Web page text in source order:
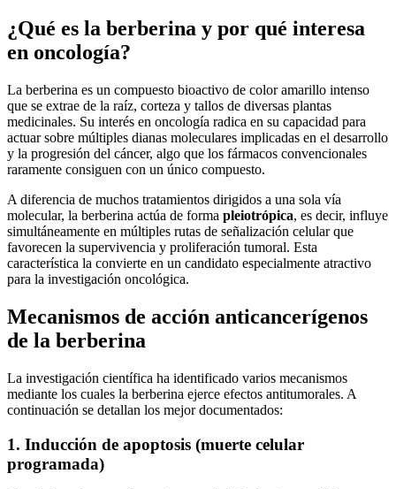
¿Qué es la berberina y por qué interesa
en oncología?
La berberina es un compuesto bioactivo de color amarillo intenso
que se extrae de la raíz, corteza y tallos de diversas plantas
medicinales. Su interés en oncología radica en su capacidad para
actuar sobre múltiples dianas moleculares implicadas en el desarrollo
y la progresión del cáncer, algo que los fármacos convencionales
raramente consiguen con un único compuesto.
A diferencia de muchos tratamientos dirigidos a una sola vía
molecular, la berberina actúa de forma pleiotrópica, es decir, influye
simultáneamente en múltiples rutas de señalización celular que
favorecen la supervivencia y proliferación tumoral. Esta
característica la convierte en un candidato especialmente atractivo
para la investigación oncológica.
Mecanismos de acción anticancerígenos
de la berberina
La investigación científica ha identificado varios mecanismos
mediante los cuales la berberina ejerce efectos antitumorales. A
continuación se detallan los mejor documentados:
1. Inducción de apoptosis (muerte celular
programada)